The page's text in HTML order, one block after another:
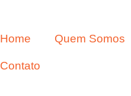
Home Quem Somos
Contato